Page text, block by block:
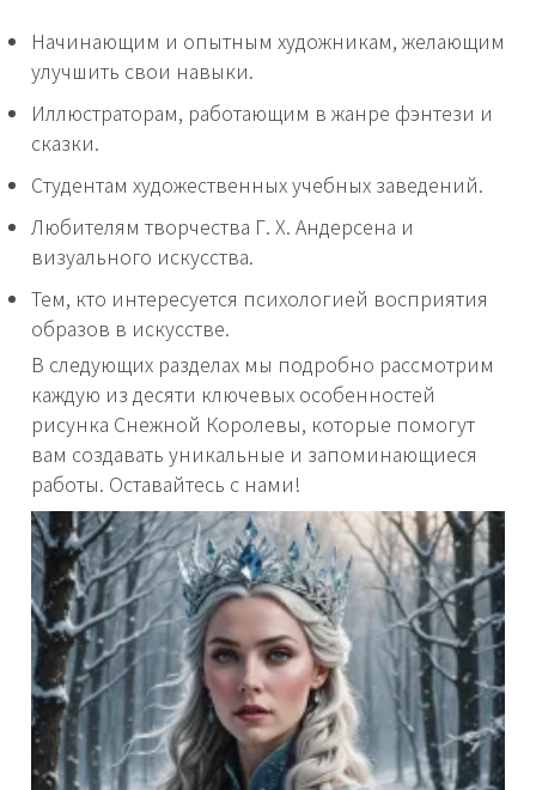
Начинающим и опытным художникам, желающим
улучшить свои навыки.
Иллюстраторам, работающим в жанре фэнтези и
сказки.
Студентам художественных учебных заведений.
Любителям творчества Г. Х. Андерсена и
визуального искусства.
Тем, кто интересуется психологией восприятия
образов в искусстве.
В следующих разделах мы подробно рассмотрим
каждую из десяти ключевых особенностей
рисунка Снежной Королевы, которые помогут
вам создавать уникальные и запоминающиеся
работы. Оставайтесь с нами!